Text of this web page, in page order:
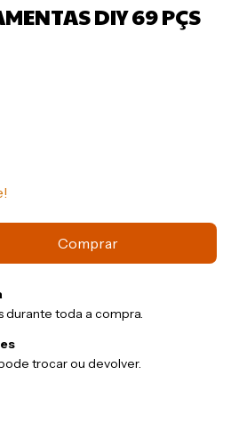
DIY 69 PÇS
durante toda a compra.
trocar ou devolver.